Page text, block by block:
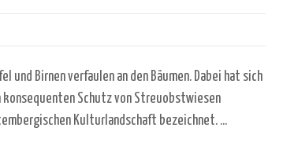
Birnen verfaulen an den Bäumen. Dabei hat sich
Schutz von Streuobstwiesen
Kulturlandschaft bezeichnet. ...